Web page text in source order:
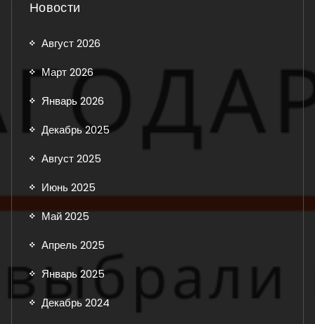
Новости
Август 2026
Март 2026
Январь 2026
Декабрь 2025
Август 2025
Июнь 2025
Май 2025
Апрель 2025
Январь 2025
Декабрь 2024